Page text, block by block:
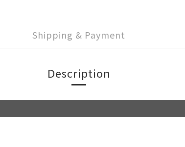
Shipping & Payment
Description